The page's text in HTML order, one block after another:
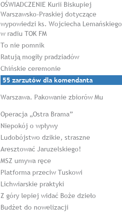
OŚWIADCZENIE Kurii Biskupiej
Warszawsko-Praskiej dotyczące
wypowiedzi ks. Wojciecha Lemańskiego
w radiu TOK FM
To nie pomnik
Ratują mogiły pradziadów
Chińskie ceremonie
55 zarzutów dla komendanta
Warszawa. Pakowanie zbiorów Mu
Operacja „Ostra Brama”
Niepokój o wpływy
Ludobójstwo dzikie, straszne
Aresztować Jaruzelskiego!
MSZ umywa ręce
Platforma przeciw Tuskowi
Lichwiarskie praktyki
Z góry lepiej widać Boże dzieło
Budżet do nowelizacji